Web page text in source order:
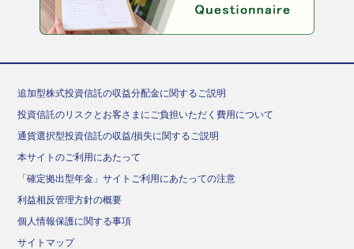
追加型株式投資信託の収益分配金に関するご説明
投資信託のリスクとお客さまにご負担いただく費用について
通貨選択型投資信託の収益/損失に関するご説明
本サイトのご利用にあたって
「確定拠出型年金」サイトご利用にあたっての注意
利益相反管理方針の概要
個人情報保護に関する事項
サイトマップ